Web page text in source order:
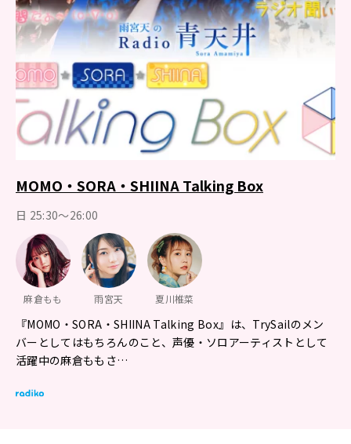
MOMO・SORA・SHIINA Talking Box
日 25:30～26:00
麻倉もも 雨宮天 夏川椎菜
『MOMO・SORA・SHIINA Talking Box』は、TrySailのメン
バーとしてはもちろんのこと、声優・ソロアーティストとして
活躍中の麻倉ももさ…